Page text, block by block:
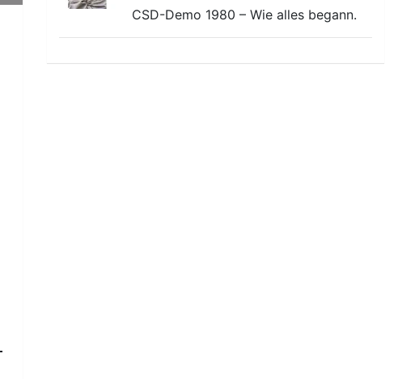
CSD-Demo 1980 – Wie alles begann.